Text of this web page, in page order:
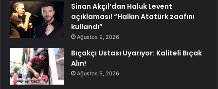
Sinan Akçıl’dan Haluk Levent
açıklaması! “Halkın Atatürk zaafını
kullandı”
Ağustos 9, 2026
Bıçakçı Ustası Uyarıyor: Kaliteli Bıçak
Alın!
Ağustos 9, 2026